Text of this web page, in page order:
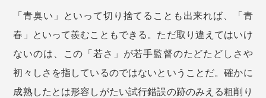
「青臭い」といって切り捨てることも出来れば、「青
春」といって羨むこともできる。ただ取り違えてはいけ
ないのは、この「若さ」が若手監督のたどたどしさや
初々しさを指しているのではないということだ。確かに
成熟したとは形容しがたい試行錯誤の跡のみえる粗削り